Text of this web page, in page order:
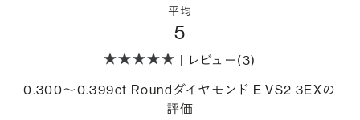
平均
5
| レビュー(3)
0.300〜0.399ct Roundダイヤモンド E VS2 3EXの
評価